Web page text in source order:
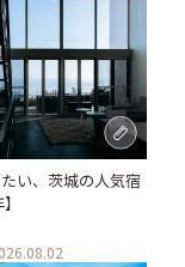
い、茨城の人気宿